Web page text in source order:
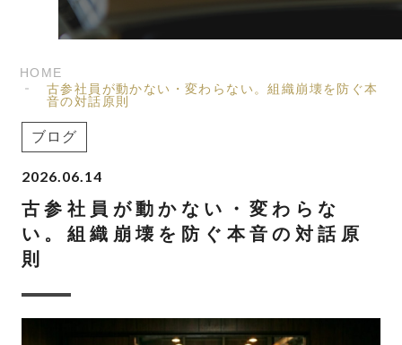
HOME
古参社員が動かない・変わらない。組織崩壊を防ぐ本
音の対話原則
ブログ
2026.06.14
古参社員が動かない・変わらな
い。組織崩壊を防ぐ本音の対話原
則